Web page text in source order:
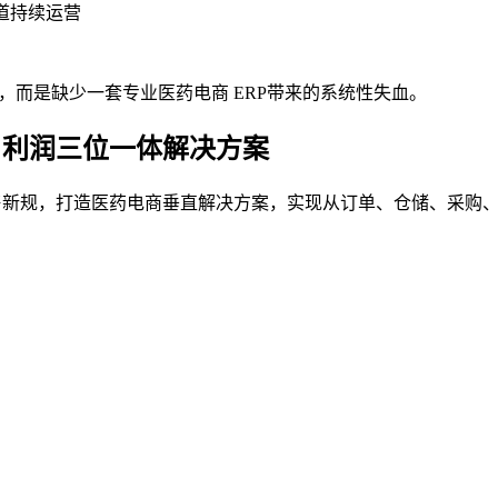
持续运营
是缺少一套专业医药电商 ERP带来的系统性失血。
润三位一体解决方案
规，打造医药电商垂直解决方案，实现从订单、仓储、采购